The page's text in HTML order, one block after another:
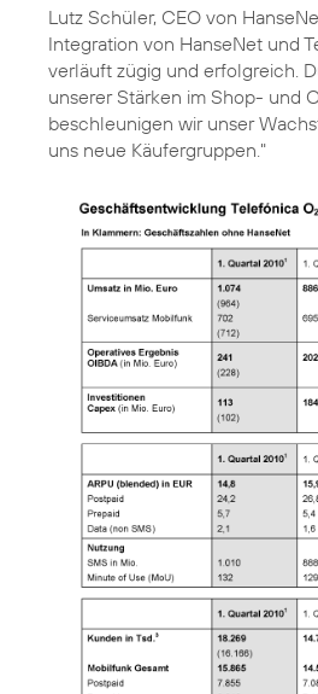
Lutz Schüler, CEO von
Integration von HanseNet und
verläuft zügig und erfolgreich.
unserer Stärken im Shop- und
beschleunigen wir unser
uns neue Käufergruppen."